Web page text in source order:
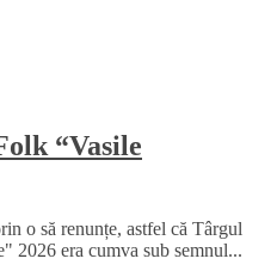
“Vasile
o să renunțe, astfel că Târgul
2026 era cumva sub semnul...